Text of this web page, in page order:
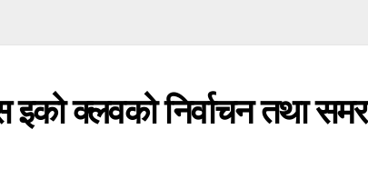
क्लवको निर्वाचन तथा समर